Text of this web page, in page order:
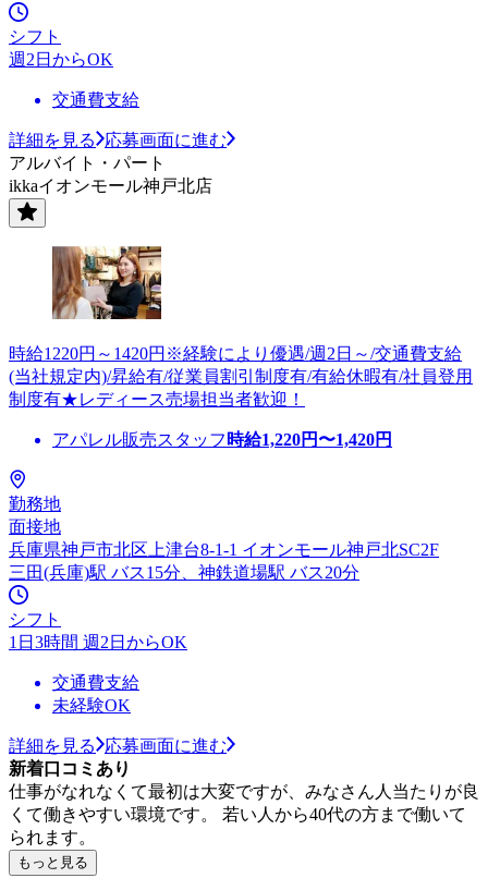
シフト
週2日からOK
交通費支給
詳細を見る
応募画面に進む
アルバイト・パート
ikkaイオンモール神戸北店
時給1220円～1420円※経験により優遇/週2日～/交通費支給
(当社規定内)/昇給有/従業員割引制度有/有給休暇有/社員登用
制度有★レディース売場担当者歓迎！
アパレル販売スタッフ 時給1,220円〜1,420円
勤務地
面接地
兵庫県神戸市北区上津台8-1-1 イオンモール神戸北SC2F
三田(兵庫)駅 バス15分、神鉄道場駅 バス20分
シフト
1日3時間 週2日からOK
交通費支給
未経験OK
詳細を見る
応募画面に進む
新着口コミあり
仕事がなれなくて最初は大変ですが、みなさん人当たりが良
くて働きやすい環境です。 若い人から40代の方まで働いて
られます。
もっと見る